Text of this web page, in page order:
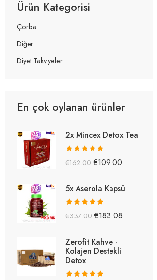
Ürün Kategorisi
Çorba
Diğer
Diyet Takviyeleri
En çok oylanan ürünler
2x Mincex Detox Tea
5 üzerinden
€162.00 €109.00
5x Aserola Kapsül
5 üzerinden
€337.00 €183.08
Zerofit Kahve -
Kolajen Destekli
Detox